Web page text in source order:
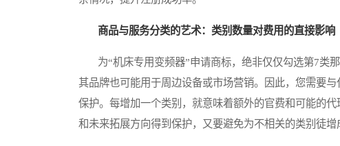
商品与服务分类的艺术：类别数量对费用的直接影响
为“机床专用变频器”申请商标，绝非仅仅勾选第7类那
其品牌也可能用于周边设备或市场营销。因此，您需要
保护。每增加一个类别，就意味着额外的官费和可能的
和未来拓展方向得到保护，又要避免为不相关的类别徒